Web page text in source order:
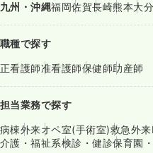
九州・沖縄福岡佐賀長崎熊本大
職種で探す
正看護師准看護師保健師助産師
担当業務で探す
病棟外来オペ室(手術室)救急外来
介護・福祉系検診・健診保育園